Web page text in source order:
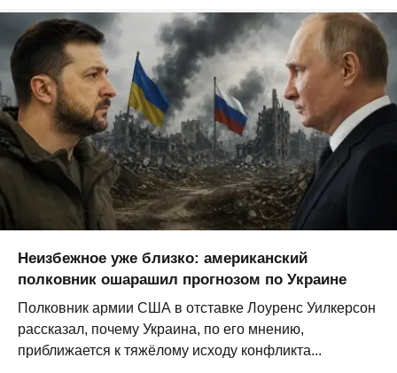
Неизбежное уже близко: американский
полковник ошарашил прогнозом по Украине
Полковник армии США в отставке Лоуренс Уилкерсон
рассказал, почему Украина, по его мнению,
приближается к тяжёлому исходу конфликта...